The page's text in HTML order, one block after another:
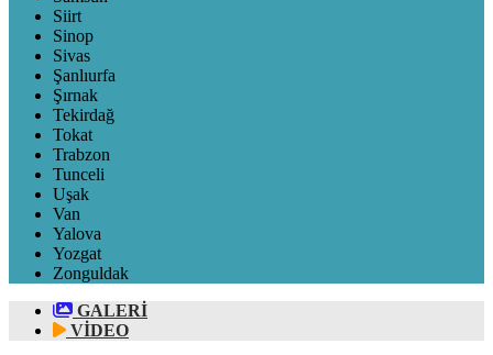
Siirt
Sinop
Sivas
Şanlıurfa
Şırnak
Tekirdağ
Tokat
Trabzon
Tunceli
Uşak
Van
Yalova
Yozgat
Zonguldak
GALERİ
VİDEO